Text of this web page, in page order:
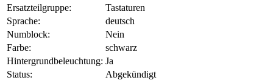
Ersatzteilgruppe:
Tastaturen
Sprache:
deutsch
Numblock:
Nein
Farbe:
schwarz
Hintergrundbeleuchtung: Ja
Status:
Abgekündigt